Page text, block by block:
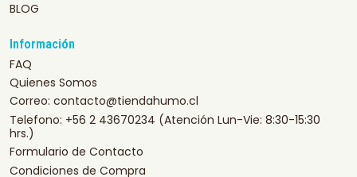
BLOG
Información
FAQ
Quienes Somos
Correo: contacto@tiendahumo.cl
Telefono: +56 2 43670234 (Atención Lun-Vie: 8:30-15:30
hrs.)
Formulario de Contacto
Condiciones de Compra